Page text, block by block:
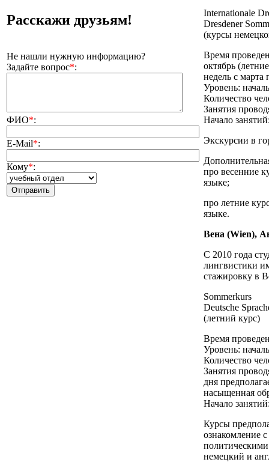
Расскажи друзьям!
Не нашли нужную информацию?
Задайте вопрос*:
ФИО*:
E-Mail*:
Кому*:
Internationale
Dresdener
(курсы
Время
октябрь
недель с марта
Уровень:
Количество
Занятия
Начало
Экскурсии в
про весенние
языке;
про летние
языке.
Вена (Wien),
С 2010 года
лингвистики
стажировку в
Sommerkurs
Deutsche
(летний курс)
Время
Уровень:
Количество
Занятия
дня
насыщенная
Начало
Курсы
ознакомление
немецкий и